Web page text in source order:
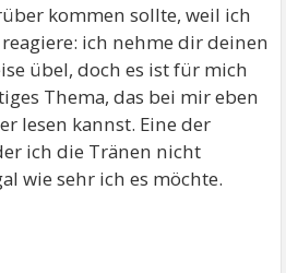
kommen sollte, weil ich
ich nehme dir deinen
übel, doch es ist für mich
Thema, das bei mir eben
lesen kannst. Eine der
ich die Tränen nicht
wie sehr ich es möchte.